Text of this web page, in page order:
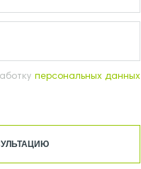
персональных данных